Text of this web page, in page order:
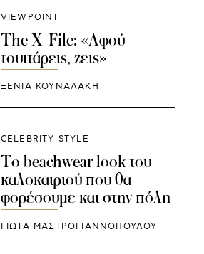
VIEWPOINT
The X-File: «Αφού
τουιτάρεις, ζεις»
ΞΕΝΙΑ ΚΟΥΝΑΛΑΚΗ
CELEBRITY STYLE
To beachwear look του
καλοκαιριού που θα
φορέσουμε και στην πόλη
ΓΙΩΤΑ ΜΑΣΤΡΟΓΙΑΝΝΟΠΟΥΛΟΥ